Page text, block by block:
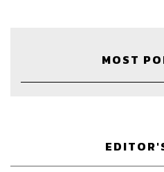
MOST